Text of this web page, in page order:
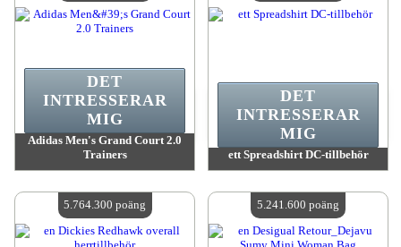
Adidas Men's Grand Court 2.0
Trainers
Antal tillgängliga:4
DET
INTRESSERAR
MIG
ett Spreadshirt DC-tillbehör
Antal tillgängliga:4
DET
INTRESSERAR
MIG
5.764.300 poäng 5.241.600 poäng